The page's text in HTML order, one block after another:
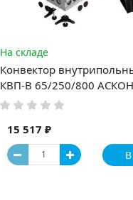
На складе
Конвектор
КВП-В 65/250/800 АСКОН
15 517 ₽